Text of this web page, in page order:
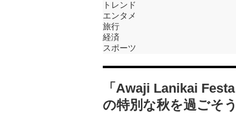
トレンド
エンタメ
旅行
経済
スポーツ
「Awaji Lanikai
の特別な秋を過ごそ